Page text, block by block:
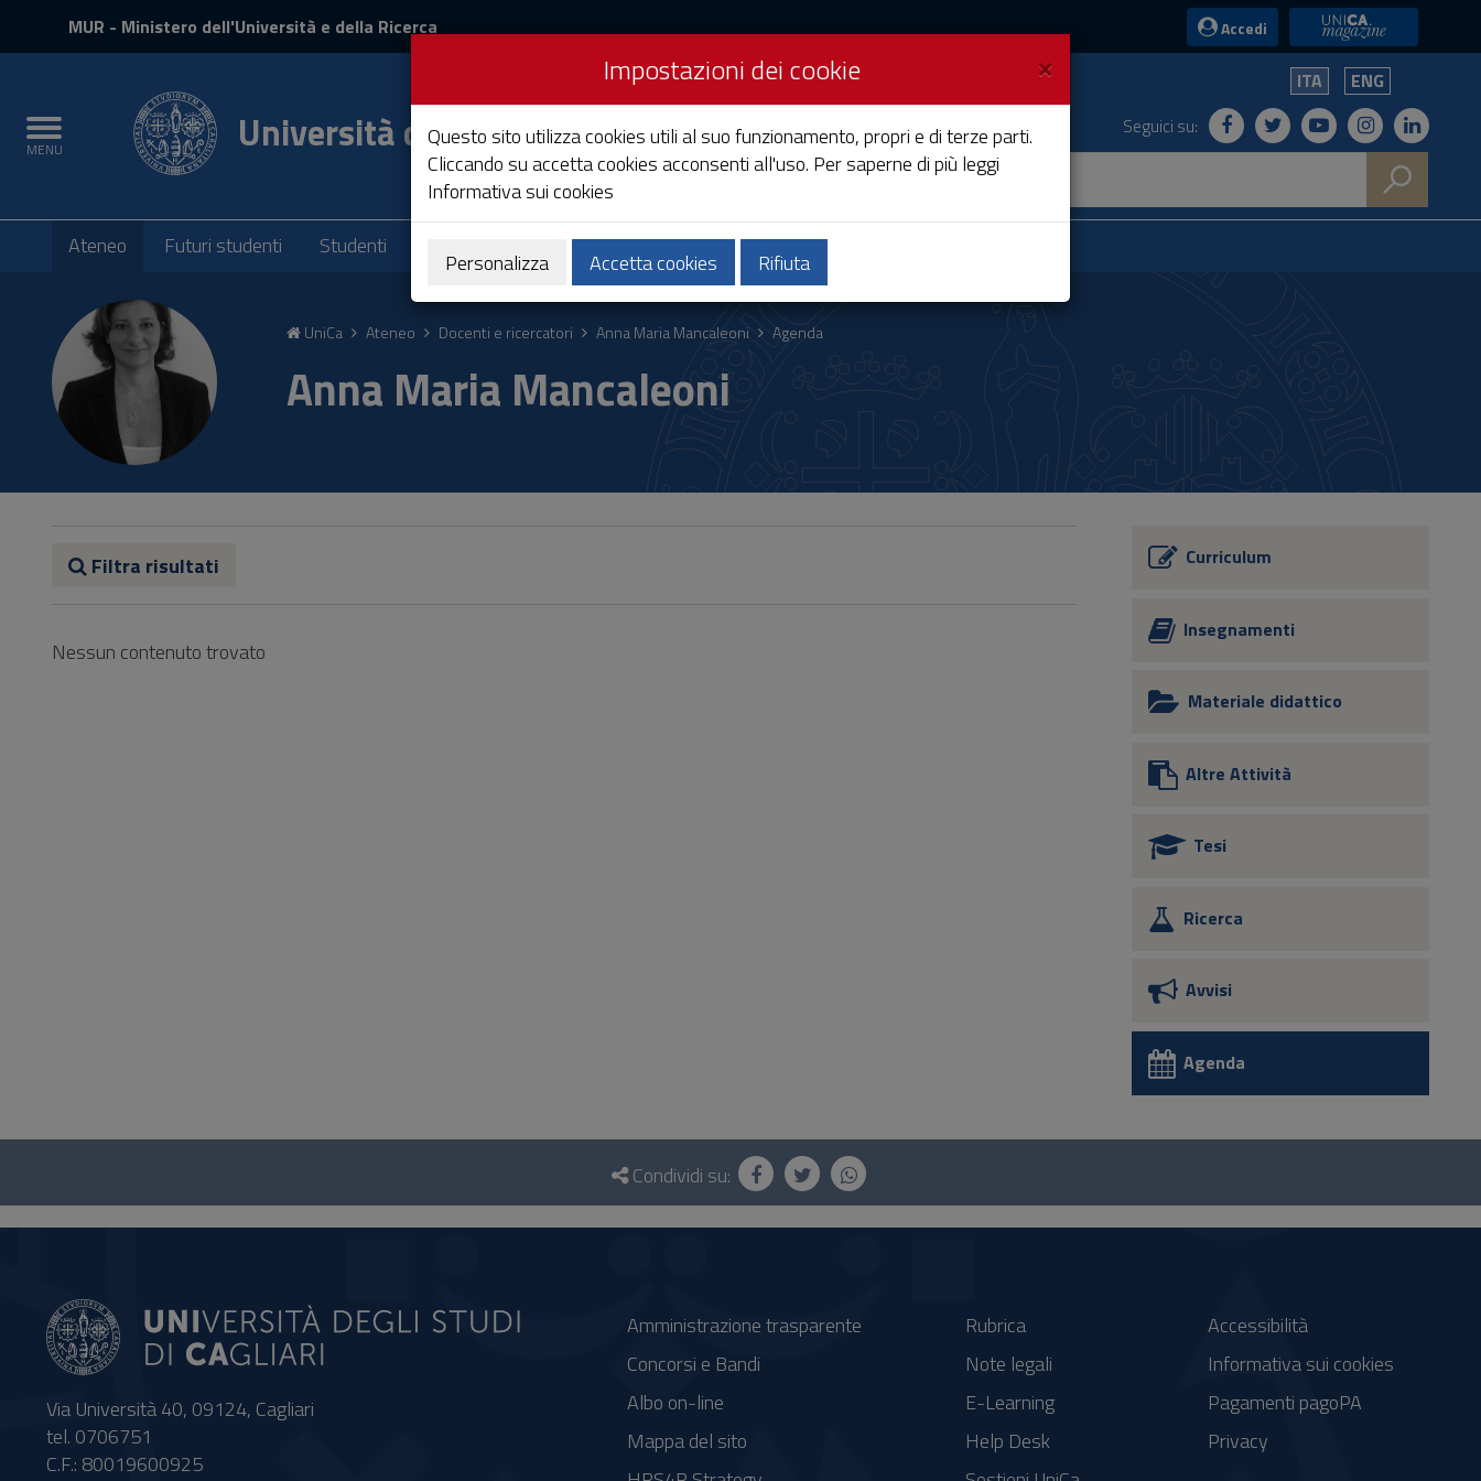
Contenuto
navigazione
Footer
MUR - Ministero dell'Università e della Ricerca Accedi UniCA News
Toggle
navigation
MENU Università degli Studi di Cagliari
ITA ENG
Seguici su:
Submenu
Ateneo Futuri studenti Studenti Ricerca Società e territorio
UniCa Ateneo Docenti e ricercatori Anna Maria Mancaleoni Agenda
Anna Maria Mancaleoni
Filtra risultati
Nessun contenuto trovato
Curriculum
Insegnamenti
Materiale didattico
Altre Attività
Tesi
Ricerca
Avvisi
Agenda
Questionario
social
Condividi su:
Via Università 40, 09124, Cagliari
tel. 0706751
C.F.: 80019600925
Amministrazione trasparente
Concorsi e Bandi
Albo on-line
Mappa del sito
Rubrica
Note legali
E-Learning
Help Desk
Accessibilità
Informativa sui cookies
Pagamenti pagoPA
Privacy
×
Impostazioni dei cookie
Questo sito utilizza cookies utili al suo funzionamento, propri e di terze parti.
Cliccando su accetta cookies acconsenti all'uso. Per saperne di più leggi
Informativa sui cookies
Personalizza Accetta cookies Rifiuta